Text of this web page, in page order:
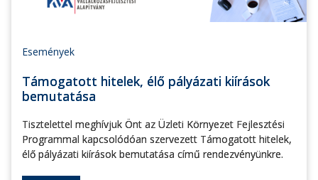
Események
Támogatott hitelek, élő pályázati kiírások
bemutatása
Tisztelettel meghívjuk Önt az Üzleti Környezet Fejlesztési
Programmal kapcsolódóan szervezett Támogatott hitelek,
élő pályázati kiírások bemutatása című rendezvényünkre.